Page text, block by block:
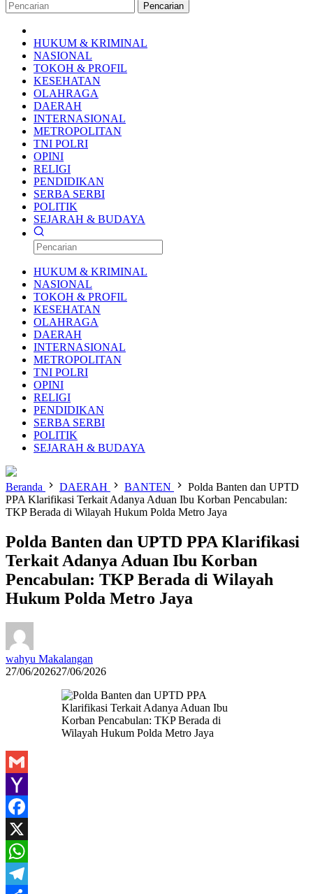
Pencarian
HUKUM & KRIMINAL
NASIONAL
TOKOH & PROFIL
KESEHATAN
OLAHRAGA
DAERAH
INTERNASIONAL
METROPOLITAN
TNI POLRI
OPINI
RELIGI
PENDIDIKAN
SERBA SERBI
POLITIK
SEJARAH & BUDAYA
HUKUM & KRIMINAL
NASIONAL
TOKOH & PROFIL
KESEHATAN
OLAHRAGA
DAERAH
INTERNASIONAL
METROPOLITAN
TNI POLRI
OPINI
RELIGI
PENDIDIKAN
SERBA SERBI
POLITIK
SEJARAH & BUDAYA
Beranda DAERAH BANTEN
Polda Banten dan UPTD
PPA Klarifikasi Terkait Adanya Aduan Ibu Korban Pencabulan:
TKP Berada di Wilayah Hukum Polda Metro Jaya
Polda Banten dan UPTD PPA Klarifikasi
Terkait Adanya Aduan Ibu Korban
Pencabulan: TKP Berada di Wilayah
Hukum Polda Metro Jaya
wahyu Makalangan
27/06/202627/06/2026
Gmail
Yahoo
Mail
Facebook
X
WhatsApp